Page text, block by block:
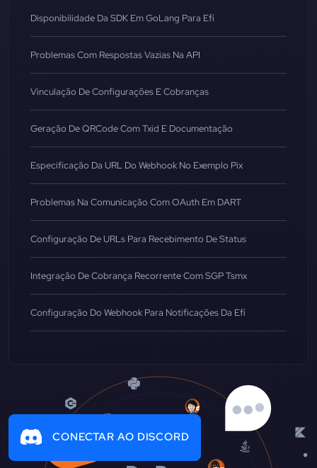
Disponibilidade Da SDK Em GoLang Para Efí
Problemas Com Respostas Vazias Na API
Vinculação De Configurações E Cobranças
Geração De QRCode Com Txid E Documentação
Especificação Da URL Do Webhook No Exemplo Pix
Problemas Na Comunicação Com OAuth Em DART
Configuração De URLs Para Recebimento De Status
Integração De Cobrança Recorrente Com SGP Tsmx
Configuração Do Webhook Para Notificações Da Efí
CONECTAR AO DISCORD